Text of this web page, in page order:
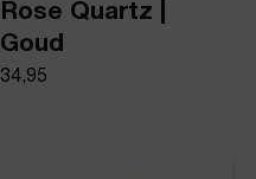
Rose Quartz |
Goud
34,95